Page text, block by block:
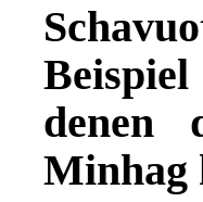
denen
Minhag